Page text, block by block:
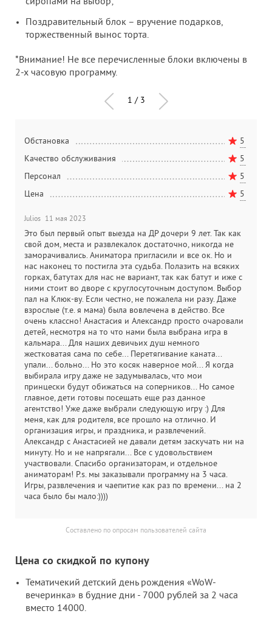
Поздравительный блок – вручение подарков,
торжественный вынос торта.
*Внимание! Не все перечисленные блоки включены в
2-х часовую программу.
1 / 3
Обстановка
5
Качество обслуживания
5
Персонал
5
Цена
5
Julios 11 мая 2023
Это был первый опыт выезда на ДР дочери 9 лет. Так как
свой дом, места и развлекалок достаточно, никогда не
заморачивались. Аниматора пригласили и все ок. Но и
нас наконец то постигла эта судьба. Полазить на всяких
горках, батутах для нас не вариант, так как батут и иже с
ними стоит во дворе с круглосуточным доступом. Выбор
пал на Клюк-ву. Если честно, не пожалела ни разу. Даже
взрослые (т.е. я мама) была вовлечена в действо. Все
очень классно! Анастасия и Александр просто очаровали
детей, несмотря на то что нами была выбрана игра в
кальмара... Для наших девичьих душ немного
жестковатая сама по себе... Перетягивание каната...
упали... больно... Но это косяк наверное мой... Я когда
выбирала игру даже не задумывалась, что мои
принцески будут обижаться на соперников... Но самое
главное, дети готовы посещать еще раз данное
агентство! Уже даже выбрали следующую игру :) Для
меня, как для родителя, все прошло на отлично. И
организация игры, и праздника, и развлечений.
Александр с Анастасией не давали детям заскучать ни на
минуту. Но и не напрягали... Все с удовольствием
участвовали. Спасибо организаторам, и отдельное
аниматорам! P.s. мы заказывали программу на 3 часа.
Игры, развлечения и чаепитие как раз по времени... на 2
часа было бы мало:))))
Составлено по опросам пользователей сайта
Цена со скидкой по купону
Тематичекий детский день рождения «WoW-
вечеринка» в будние дни - 7000 рублей за 2 часа
вместо 14000.